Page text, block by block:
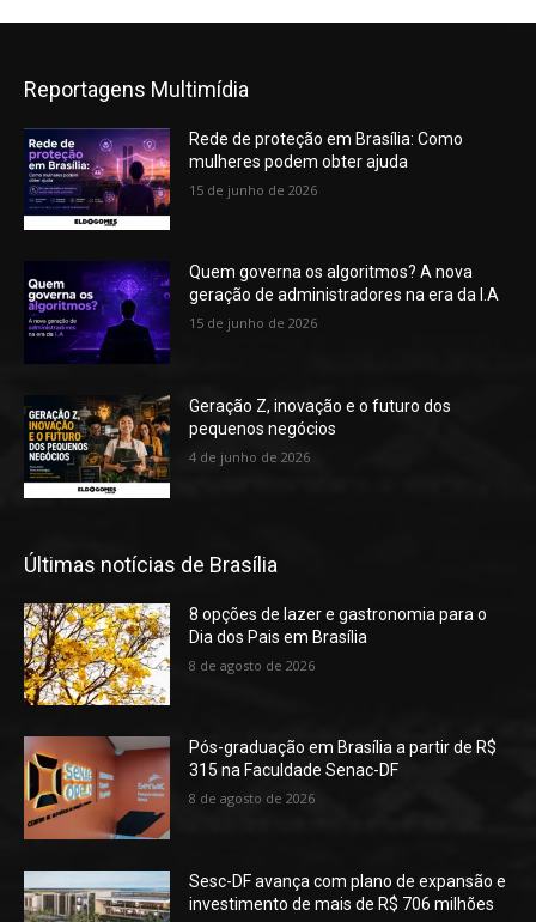
Reportagens Multimídia
Rede de proteção em Brasília: Como
mulheres podem obter ajuda
15 de junho de 2026
Quem governa os algoritmos? A nova
geração de administradores na era da I.A
15 de junho de 2026
Geração Z, inovação e o futuro dos
pequenos negócios
4 de junho de 2026
Últimas notícias de Brasília
8 opções de lazer e gastronomia para o
Dia dos Pais em Brasília
8 de agosto de 2026
Pós-graduação em Brasília a partir de R$
315 na Faculdade Senac-DF
8 de agosto de 2026
Sesc-DF avança com plano de expansão e
investimento de mais de R$ 706 milhões